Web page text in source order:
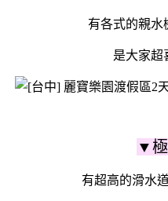
有各式的親水
是大家超
▼
有超高的滑水